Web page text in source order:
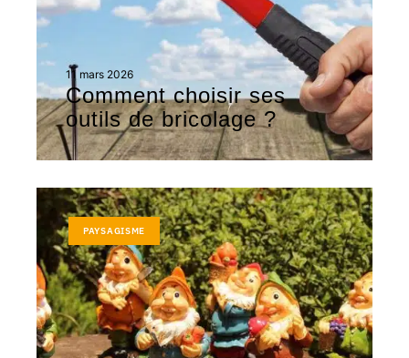
11 mars 2026
Comment choisir ses
outils de bricolage ?
PAYSAGISME